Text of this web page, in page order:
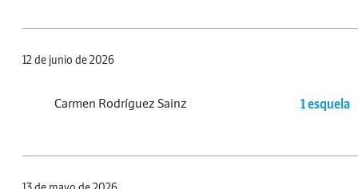
12 de junio de 2026
Carmen Rodríguez Sainz 1 esquela